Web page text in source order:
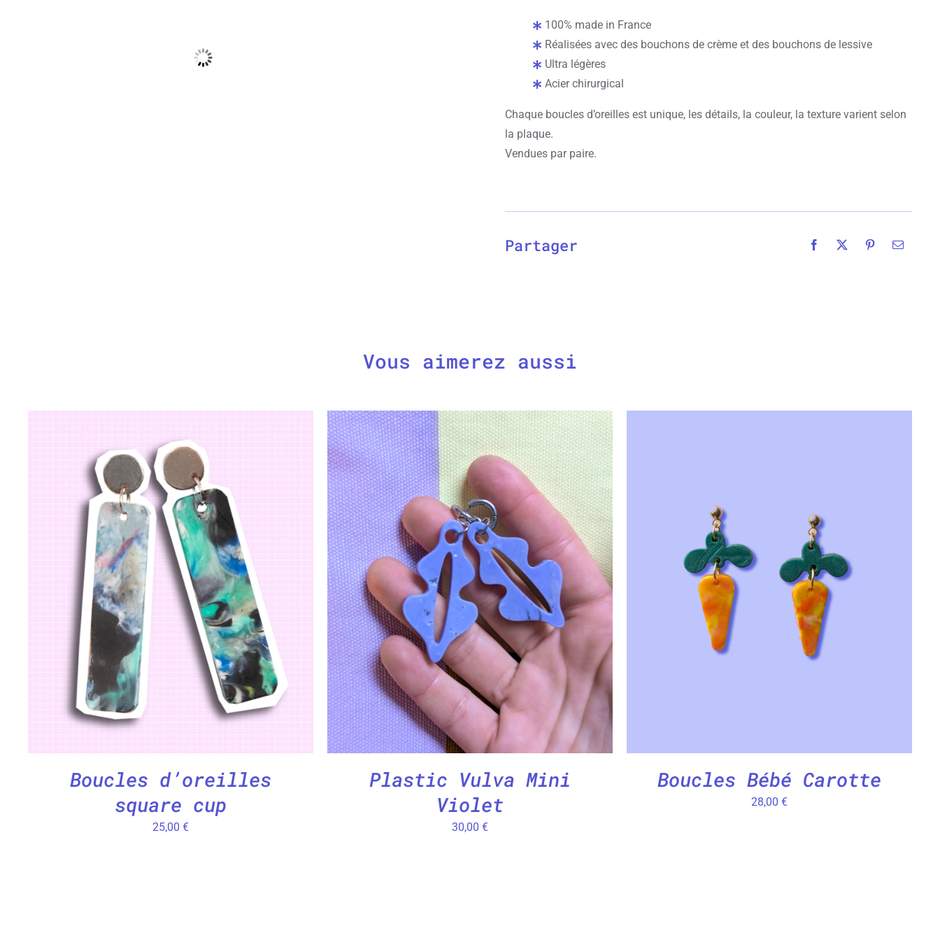
100% made in France
Réalisées avec des bouchons de crème et des bouchons de lessive
Ultra légères
Acier chirurgical
Chaque boucles d’oreilles est unique, les détails, la couleur, la texture varient selon
la plaque.
Vendues par paire.
Partager
Vous aimerez aussi
CHOIX DES OPTIONS APERÇU
Boucles d’oreilles
square cup
25,00 €
CHOIX DES OPTIONS / APERÇU
Plastic Vulva Mini
Violet
30,00 €
CHOIX DES OPTIONS / APERÇU
Boucles Bébé Carotte
28,00 €